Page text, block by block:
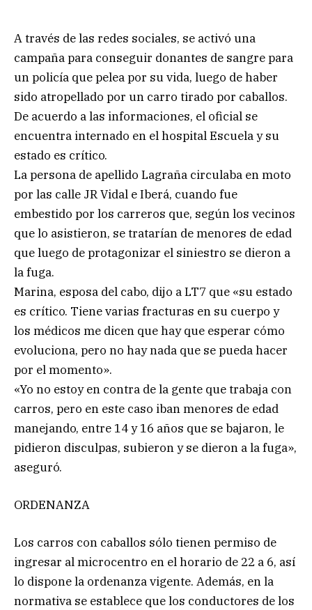
A través de las redes sociales, se activó una
campaña para conseguir donantes de sangre para
un policía que pelea por su vida, luego de haber
sido atropellado por un carro tirado por caballos.
De acuerdo a las informaciones, el oficial se
encuentra internado en el hospital Escuela y su
estado es crítico.
La persona de apellido Lagraña circulaba en moto
por las calle JR Vidal e Iberá, cuando fue
embestido por los carreros que, según los vecinos
que lo asistieron, se tratarían de menores de edad
que luego de protagonizar el siniestro se dieron a
la fuga.
Marina, esposa del cabo, dijo a LT7 que «su estado
es crítico. Tiene varias fracturas en su cuerpo y
los médicos me dicen que hay que esperar cómo
evoluciona, pero no hay nada que se pueda hacer
por el momento».
«Yo no estoy en contra de la gente que trabaja con
carros, pero en este caso iban menores de edad
manejando, entre 14 y 16 años que se bajaron, le
pidieron disculpas, subieron y se dieron a la fuga»,
aseguró.
ORDENANZA
Los carros con caballos sólo tienen permiso de
ingresar al microcentro en el horario de 22 a 6, así
lo dispone la ordenanza vigente. Además, en la
normativa se establece que los conductores de los